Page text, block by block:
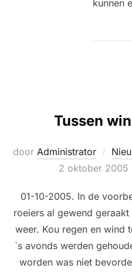
kunnen
Tussen
door Administrator
2 oktober 2005
01-10-2005. In de
roeiers al gewend
weer. Kou regen en wind
`s avonds werden
worden was niet